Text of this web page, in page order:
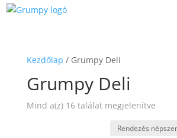
Kezdőlap / Grumpy Deli
Grumpy Deli
Mind a(z) 16 találat megjelenítveSorted